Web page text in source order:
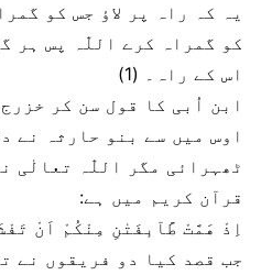
یہ کہ راہ پر لاؤ جس کو
کو گمراہ کرے اللّٰہ پس ہر
اس کے راہ۔ (1)
ابن اُبی کا قول سن کر
اوس میں سے بنو حارثہ نے
ٹھہرائی مگر اللّٰہ تعالٰی
قرآن کریم میں ہے:
اِذْ هَمَّتْ طَّآىٕفَتٰنِ مِنْكُمْ اَنْ
جب قصد کیا دو فریقوں نے